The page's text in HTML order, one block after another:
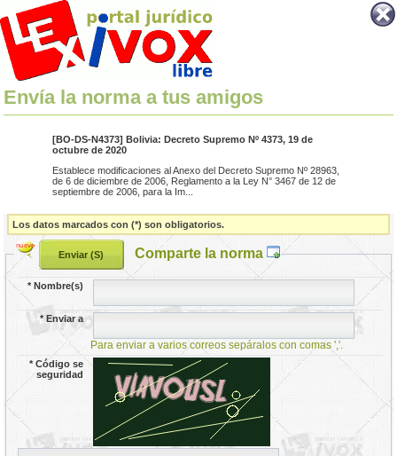
Envía la norma a tus amigos
[BO-DS-N4373] Bolivia: Decreto Supremo Nº 4373, 19 de
octubre de 2020
Establece modificaciones al Anexo del Decreto Supremo Nº 28963,
de 6 de diciembre de 2006, Reglamento a la Ley N° 3467 de 12 de
septiembre de 2006, para la Im...
Los datos marcados con (*) son obligatorios.
Comparte la norma
*Nombre(s)
*Enviar a
Para enviar a varios correos sepáralos con comas ','.
*Código se
seguridad